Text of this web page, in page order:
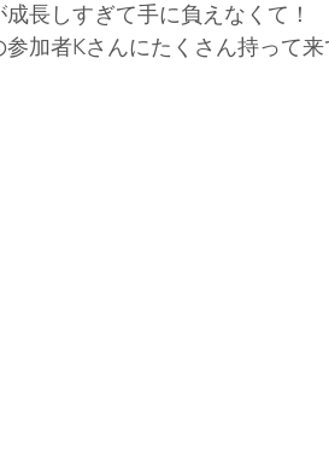
長しすぎて手に負えなくて！
加者Kさんにたくさん持って